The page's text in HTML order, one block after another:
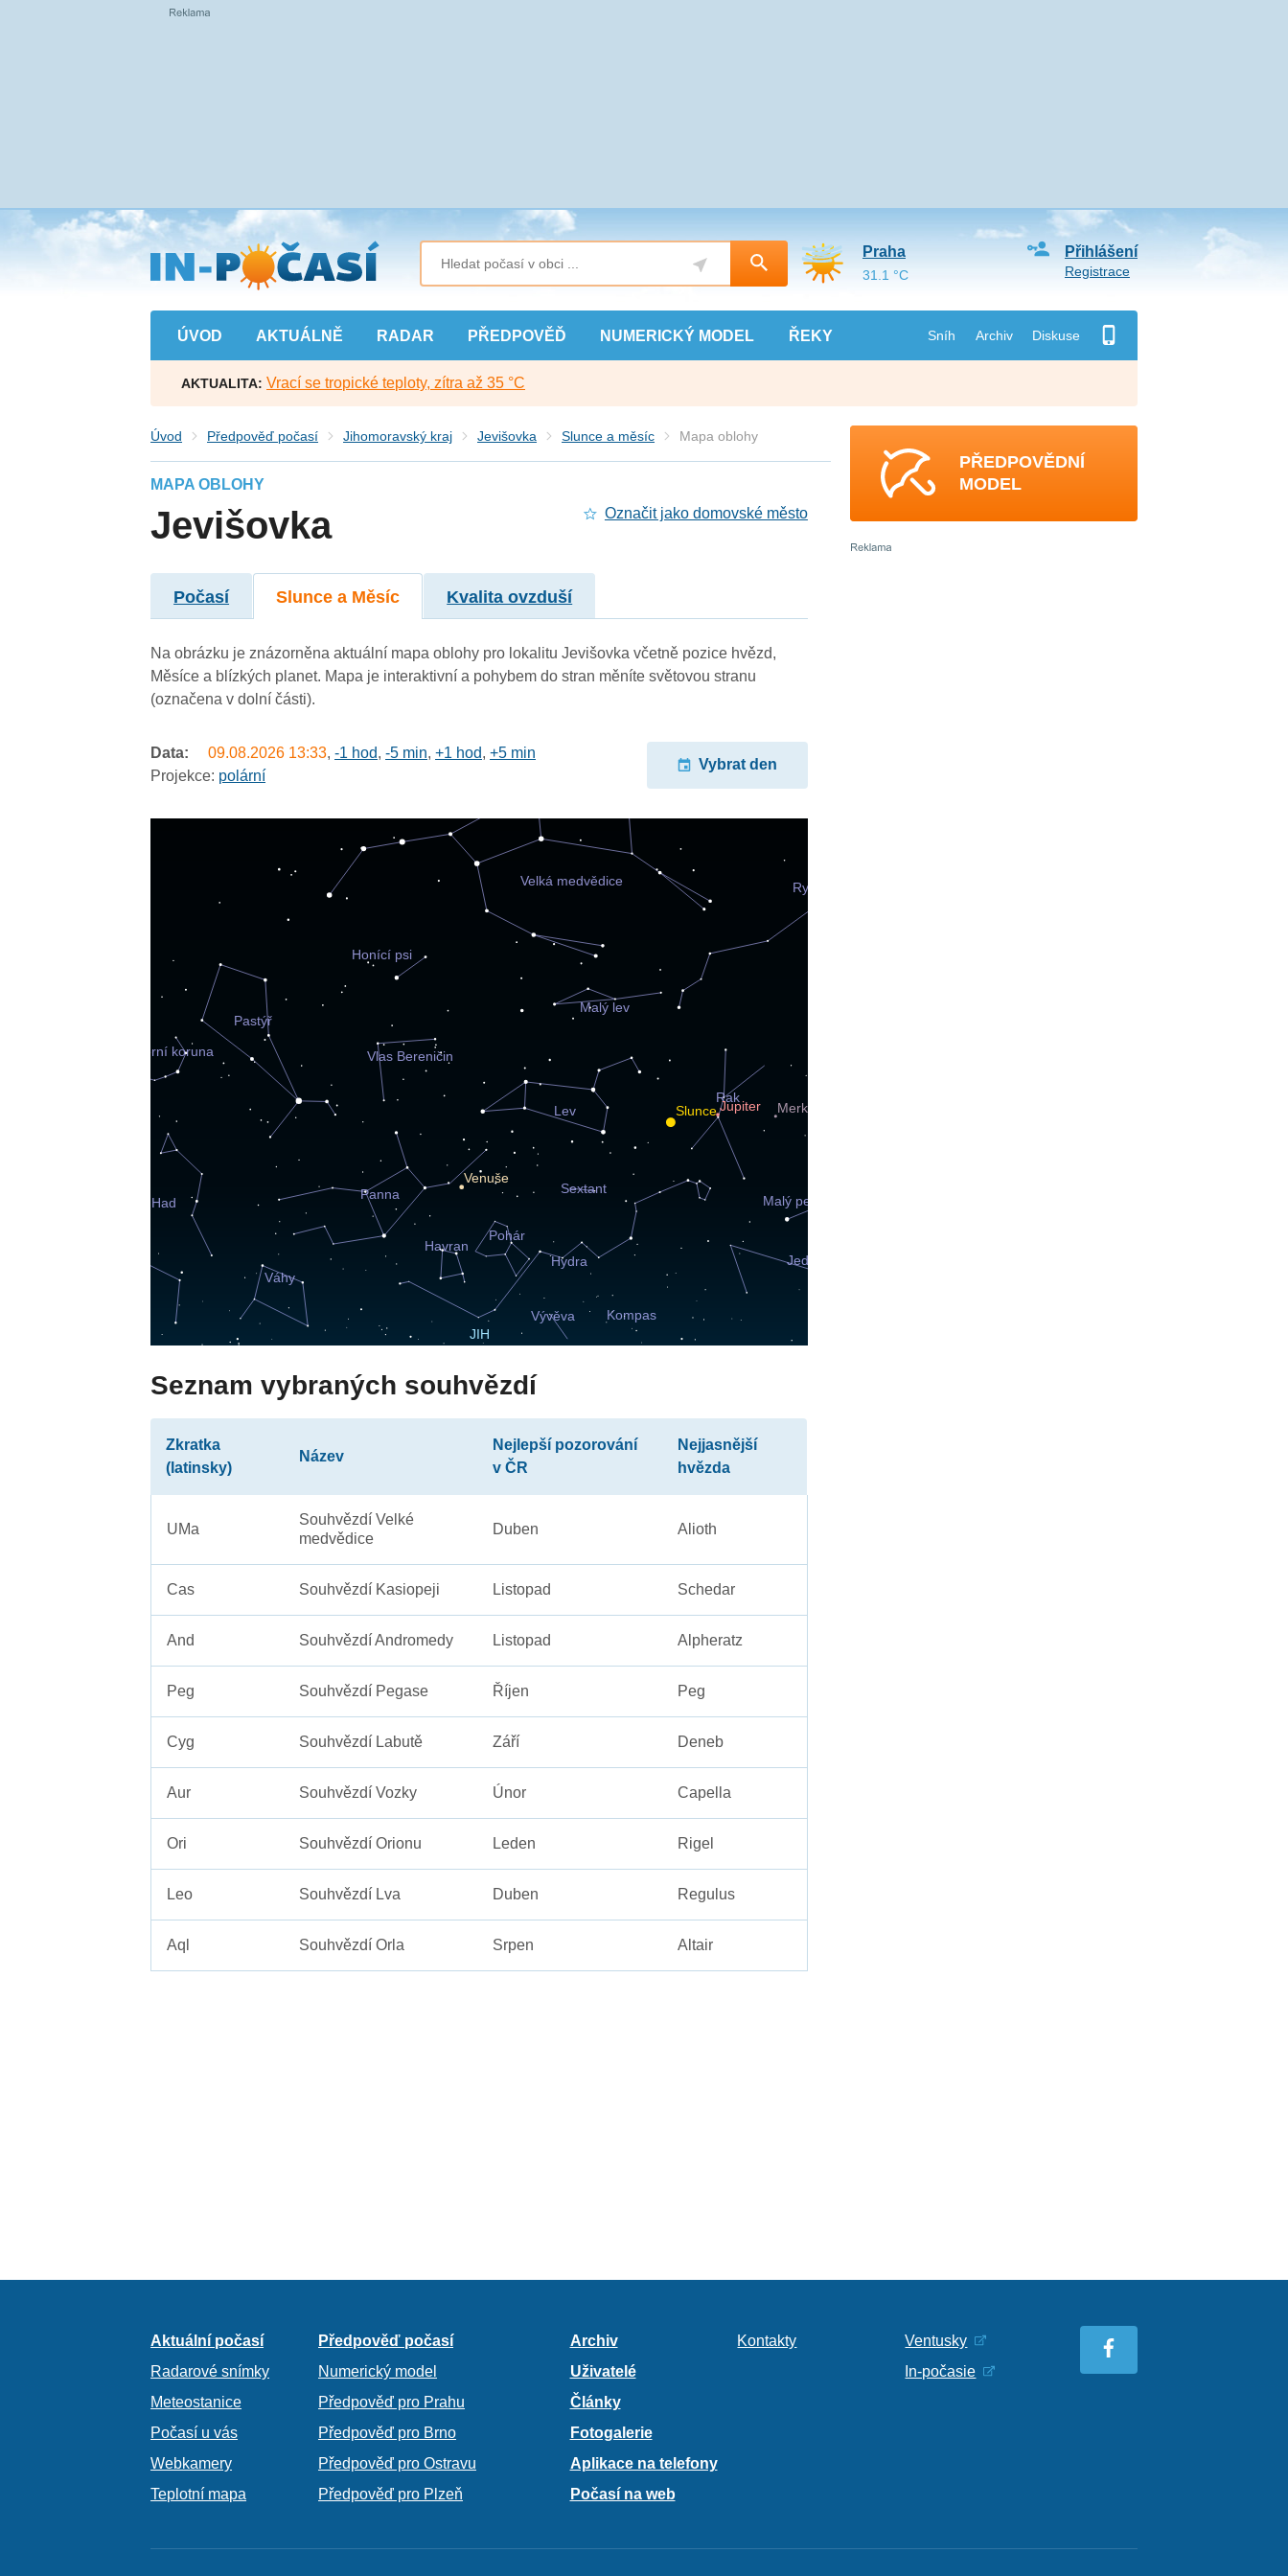
Přejít
na
hlavní
obsah
ÚVOD AKTUÁLNĚ RADAR PŘEDPOVĚĎ NUMERICKÝ MODEL ŘEKY Sníh Archiv Diskuse
Přihlášení
Registrace
Praha
31.1 °C
AKTUALITA: Vrací se tropické teploty, zítra až 35 °C
Úvod Předpověď počasí Jihomoravský kraj Jevišovka Slunce a měsíc Mapa oblohy
MAPA OBLOHY
Jevišovka Označit jako domovské město
Počasí Slunce a Měsíc Kvalita ovzduší
Na obrázku je znázorněna aktuální mapa oblohy pro lokalitu Jevišovka včetně pozice hvězd,
Měsíce a blízkých planet. Mapa je interaktivní a pohybem do stran měníte světovou stranu
(označena v dolní části).
Data: 09.08.2026 13:33,-1 hod,-5 min,+1 hod,+5 min
Projekce: polární
Vybrat den
Seznam vybraných souhvězdí
Zkratka
(latinsky)
Název
Nejlepší pozorování
v ČR
Nejjasnější
hvězda
UMa
Souhvězdí Velké
medvědice
Duben Alioth
Cas Souhvězdí Kasiopeji Listopad Schedar
And Souhvězdí Andromedy Listopad Alpheratz
Peg Souhvězdí Pegase Říjen Peg
Cyg Souhvězdí Labutě Září Deneb
Aur Souhvězdí Vozky Únor Capella
Ori Souhvězdí Orionu Leden Rigel
Leo Souhvězdí Lva Duben Regulus
Aql Souhvězdí Orla Srpen Altair
PŘEDPOVĚDNÍ
MODEL
Aktuální počasí
Radarové snímky
Meteostanice
Počasí u vás
Webkamery
Teplotní mapa
Předpověď počasí
Numerický model
Předpověď pro Prahu
Předpověď pro Brno
Předpověď pro Ostravu
Předpověď pro Plzeň
Archiv
Uživatelé
Články
Fotogalerie
Aplikace na telefony
Počasí na web
Kontakty
Ventusky
In-počasie